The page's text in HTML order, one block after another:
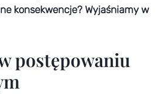
konsekwencje? Wyjaśniamy w
postępowaniu